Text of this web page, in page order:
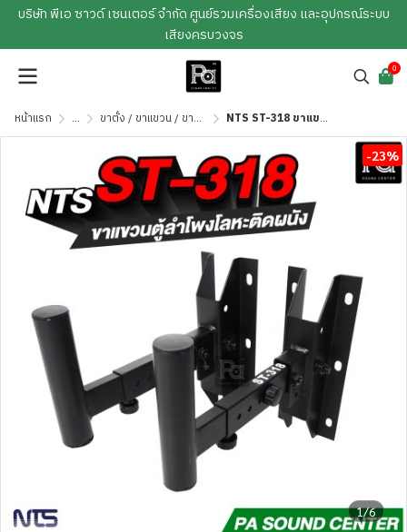
บริษัท พีเอ ซาวด์ เซนเตอร์ จำกัด ศูนย์รวมเครื่องเสียง และอุปกรณ์ระบบ
เสียงครบวงจร
0
หน้าแรก ... ขาตั้ง / ขาแขวน / ขายึด / ถุงคุลมตู้ NTS ST-318 ขาแขวนตู้ลำโพงโลหะติดผนังแบบกระบอก
1/6
-23%